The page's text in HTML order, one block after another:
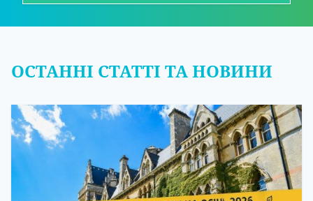
ОСТАННІ СТАТТІ ТА НОВИНИ